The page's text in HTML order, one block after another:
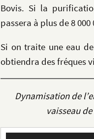
Bovis. Si la
passera à plus de 8 000
Si on traite une eau
obtiendra des fréques
Dynamisation de
vaisseau